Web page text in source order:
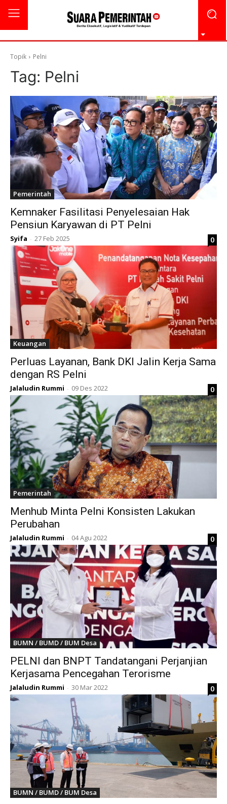
Topik Pelni
Tag: Pelni
Pemerintah
Kemnaker Fasilitasi Penyelesaian Hak
Pensiun Karyawan di PT Pelni
Syifa - 27 Feb 2025 0
Keuangan
Perluas Layanan, Bank DKI Jalin Kerja Sama
dengan RS Pelni
Jalaludin Rummi - 09 Des 2022 0
Pemerintah
Menhub Minta Pelni Konsisten Lakukan
Perubahan
Jalaludin Rummi - 04 Agu 2022 0
BUMN / BUMD / BUM Desa
PELNI dan BNPT Tandatangani Perjanjian
Kerjasama Pencegahan Terorisme
Jalaludin Rummi - 30 Mar 2022 0
BUMN / BUMD / BUM Desa